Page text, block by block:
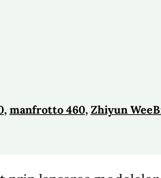
, manfrotto 460, Zhiyun